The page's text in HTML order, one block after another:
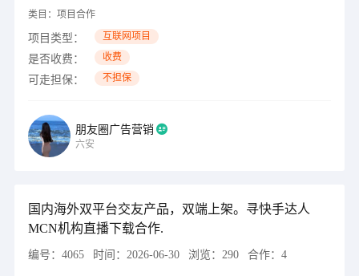
类目： 项目合作
项目类型： 互联网项目
是否收费： 收费
可走担保： 不担保
朋友圈广告营销
六安
国内海外双平台交友产品，双端上架。寻快手达人
MCN机构直播下载合作.
编号： 4065 时间： 2026-06-30 浏览： 290 合作： 4